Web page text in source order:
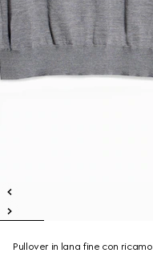
Pullover in lana fine con ricamo